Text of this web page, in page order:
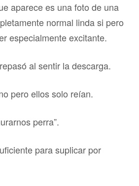
aparece es una foto de una
normal linda si pero
especialmente excitante.
al sentir la descarga.
pero ellos solo reían.
perra”.
para suplicar por